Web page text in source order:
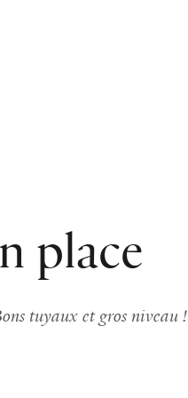
place
tuyaux et gros niveau !